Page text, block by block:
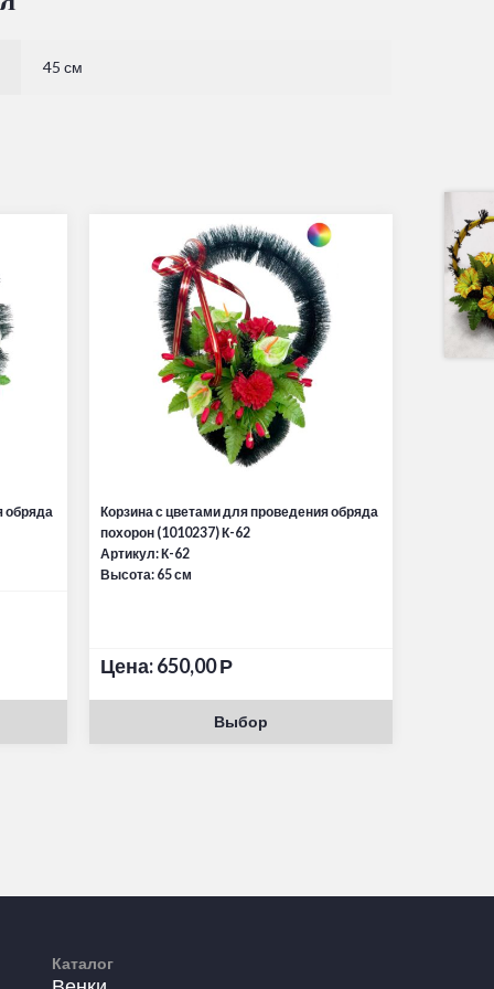
45 см
обряда
Корзина с цветами для проведения обряда
похорон (1010237) К-62
Артикул: К-62
Высота: 65 см
Цена:650,00Р
Выбор
Каталог